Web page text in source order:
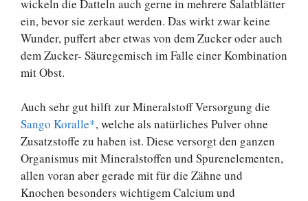
wickeln die Datteln auch gerne in mehrere Salatblätter
ein, bevor sie zerkaut werden. Das wirkt zwar keine
Wunder, puffert aber etwas von dem Zucker oder auch
dem Zucker- Säuregemisch im Falle einer Kombination
mit Obst.
Auch sehr gut hilft zur Mineralstoff Versorgung die
Sango Koralle*, welche als natürliches Pulver ohne
Zusatzstoffe zu haben ist. Diese versorgt den ganzen
Organismus mit Mineralstoffen und Spurenelementen,
allen voran aber gerade mit für die Zähne und
Knochen besonders wichtigem Calcium und